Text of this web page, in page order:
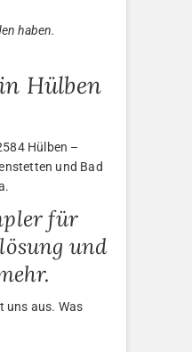
haben.
Hülben
Hülben –
und Bad
für
und
uns aus. Was